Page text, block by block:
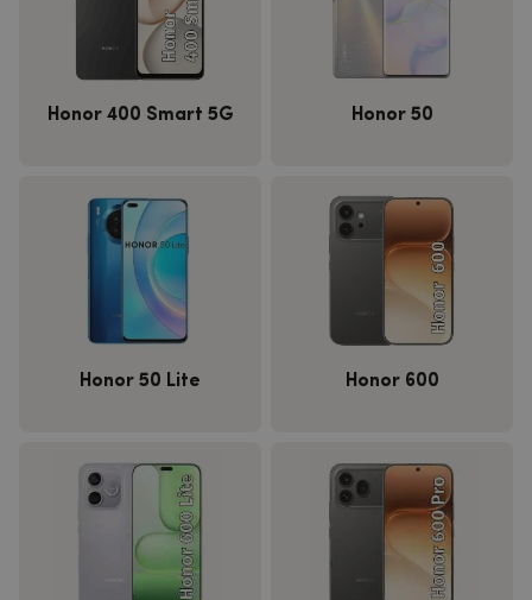
Honor 400 Smart 5G Honor 50
Honor 50 Lite Honor 600